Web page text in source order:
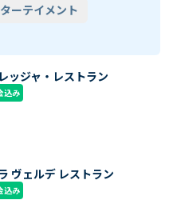
ーテイメント
ッジャ・レストラン
込み
ヴェルデ レストラン
込み